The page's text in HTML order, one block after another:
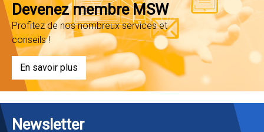
Devenez membre MSW
Profitez de nos nombreux services et
conseils !
En savoir plus
Newsletter